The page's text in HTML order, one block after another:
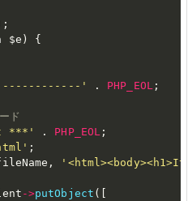
;
$e )
{
' . PHP_EOL ;
ド
***' . PHP_EOL ;
;
,
->putObject (